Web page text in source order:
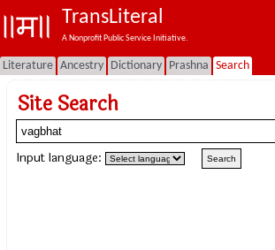
TransLiteral
A Nonprofit Public Service Initiative.
Literature Ancestry Dictionary Prashna Search
Site Search
Input language: